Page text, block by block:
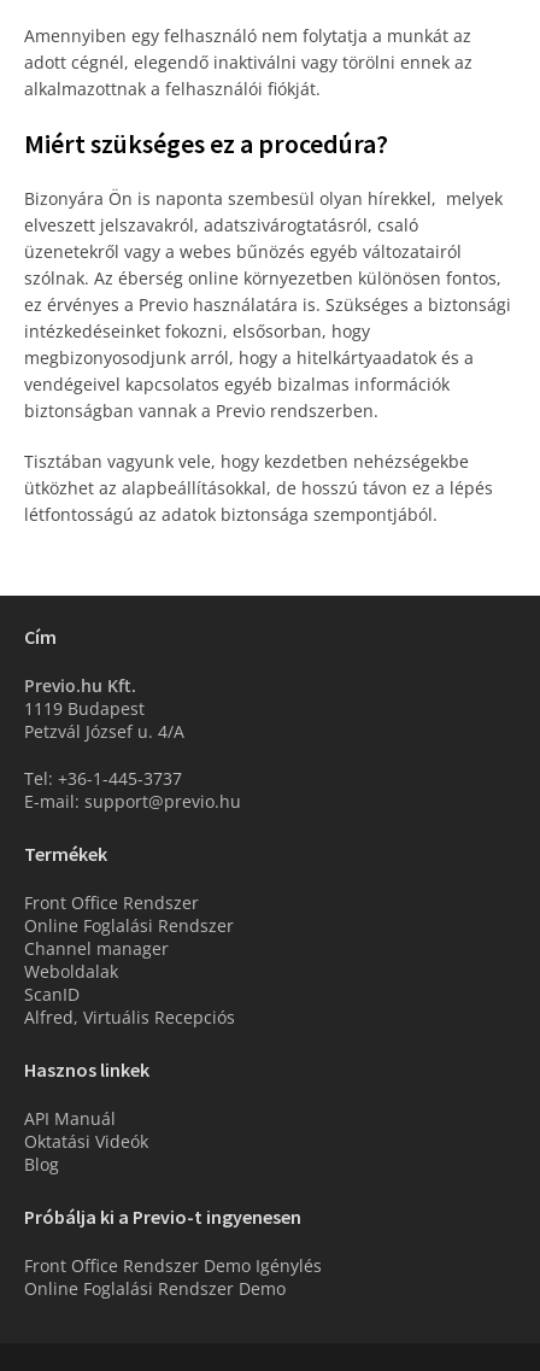
Amennyiben egy felhasználó nem folytatja a munkát az
adott cégnél, elegendő inaktiválni vagy törölni ennek az
alkalmazottnak a felhasználói fiókját.
Miért szükséges ez a procedúra?
Bizonyára Ön is naponta szembesül olyan hírekkel, melyek
elveszett jelszavakról, adatszivárogtatásról, csaló
üzenetekről vagy a webes bűnözés egyéb változatairól
szólnak. Az éberség online környezetben különösen fontos,
ez érvényes a Previo használatára is. Szükséges a biztonsági
intézkedéseinket fokozni, elsősorban, hogy
megbizonyosodjunk arról, hogy a hitelkártyaadatok és a
vendégeivel kapcsolatos egyéb bizalmas információk
biztonságban vannak a Previo rendszerben.
Tisztában vagyunk vele, hogy kezdetben nehézségekbe
ütközhet az alapbeállításokkal, de hosszú távon ez a lépés
létfontosságú az adatok biztonsága szempontjából.
Cím
Previo.hu Kft.
1119 Budapest
Petzvál József u. 4/A
Tel: +36-1-445-3737
E-mail: support@previo.hu
Termékek
Front Office Rendszer
Online Foglalási Rendszer
Channel manager
Weboldalak
ScanID
Alfred, Virtuális Recepciós
Hasznos linkek
API Manuál
Oktatási Videók
Blog
Próbálja ki a Previo-t ingyenesen
Front Office Rendszer Demo Igénylés
Online Foglalási Rendszer Demo